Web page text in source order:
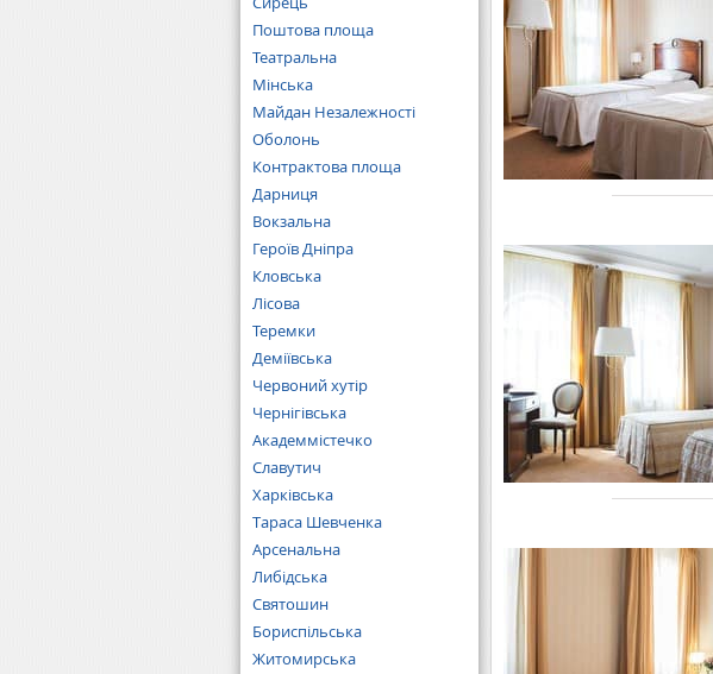
Поштова площа
Театральна
Мінська
Майдан Незалежності
Оболонь
Контрактова площа
Дарниця
Вокзальна
Героїв Дніпра
Кловська
Лісова
Теремки
Деміївська
Червоний хутір
Чернігівська
Академмістечко
Славутич
Харківська
Тараса Шевченка
Арсенальна
Либідська
Святошин
Бориспільська
Житомирська